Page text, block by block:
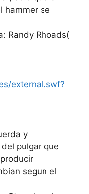
hammer se
Randy Rhoads(
external.swf?
y
pulgar que
segun el